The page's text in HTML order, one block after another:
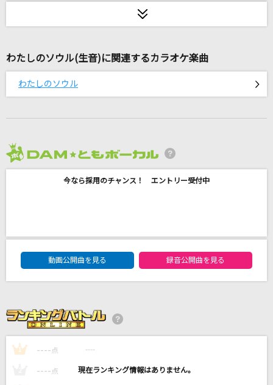
Mr.Children
うっせぇわ
戦場ヶ原ひたぎ(斎藤千和)
[生音]To Love You More [トゥ・ラヴ・ユー・
モア]
Celine Dion With Special Guests Kryzler & Kompany
[オリカラ]揺れる想い
HoneyWorks feat.初音ミク
[生音]I LOVE YOU
わたしのソウル(生音)に関連するカラオケ楽曲
わたしのソウル
今なら採用のチャンス！ エントリー受付中
DAM★ともボーカルエントリーランキング
動画公開曲を見る
録音公開曲を見る
1 ---- 点 ----
---- 点 ----